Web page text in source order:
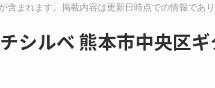
含まれます。掲載内容は更新日時点での情報であ
シルベ 熊本市中央区